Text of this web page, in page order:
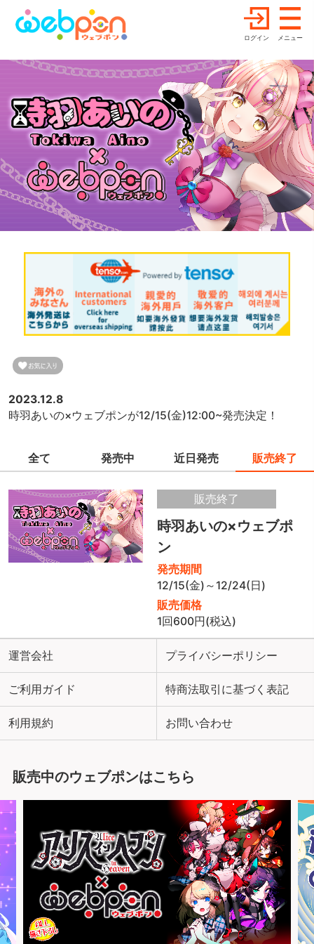
ログイン メニュー
2023.12.8
時羽あいの×ウェブポンが12/15(金)12:00~発売決定！
全て 発売中 近日発売 販売終了
販売終了
時羽あいの×ウェブポ
ン
発売期間
12/15(金)～12/24(日)
販売価格
1回600円(税込)
運営会社 プライバシーポリシー
ご利用ガイド 特商法取引に基づく表記
利用規約 お問い合わせ
販売中のウェブポンはこちら